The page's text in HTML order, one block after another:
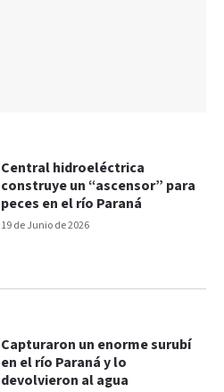
19 de Junio de 2026
Central hidroeléctrica
construye un “ascensor” para
peces en el río Paraná
Capturaron un enorme surubí
en el río Paraná y lo
devolvieron al agua